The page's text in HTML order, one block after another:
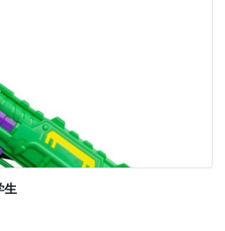
除機
毛をバッチリカール
1日前